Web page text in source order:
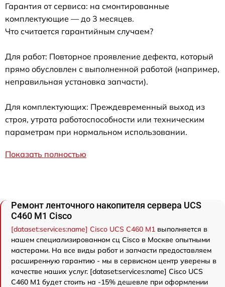
Гарантия от сервиса: на смонтированные
комплектующие — до 3 месяцев.
Что считается гарантийным случаем?
Для работ: Повторное проявление дефекта, который
прямо обусловлен с выполненной работой (например,
неправильная установка запчасти).
Для комплектующих: Преждевременный выход из
строя, утрата работоспособности или техническим
параметрам при нормальном использовании.
Показать полностью
Ремонт ленточного накопителя сервера UCS
C460 M1 Cisco
[dataset:services:name] Cisco UCS C460 M1 выполняется в
нашем специализированном сц Cisco в Москве опытными
мастерами. На все виды работ и запчасти предоставляем
расширенную гарантию - мы в сервисном центр уверены в
качестве наших услуг. [dataset:services:name] Cisco UCS
C460 M1 будет стоить на -15% дешевле при оформлении